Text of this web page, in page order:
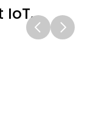
IoT.